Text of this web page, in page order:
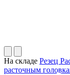
На складе Резец
расточным